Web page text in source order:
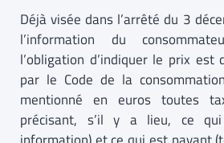
Déjà visée dans l’arrêté du 3
l’information du
l’obligation d’indiquer le prix est
par le Code de la
mentionné en euros toutes
précisant, s’il y a lieu, ce